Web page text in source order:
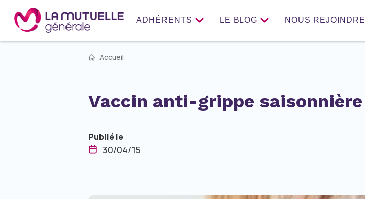
ADHÉRENTS LE BLOG NOUS REJOINDRE
Accueil
Vaccin anti-grippe saisonnière
Publié le
30/04/15